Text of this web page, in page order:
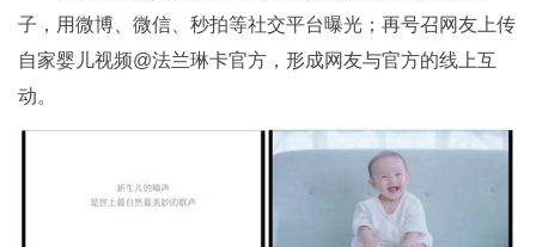
子，用微博、微信、秒拍等社交平台曝光；再号召网友上传
自家婴儿视频@法兰琳卡官方，形成网友与官方的线上互
动。